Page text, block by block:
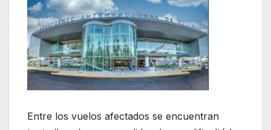
Entre los vuelos afectados se encuentran